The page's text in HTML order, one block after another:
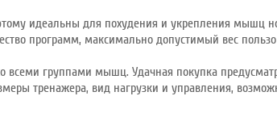
идеальны для похудения и укрепления мышц
программ, максимально допустимый вес
всеми группами мышц. Удачная покупка
тренажера, вид нагрузки и управления,